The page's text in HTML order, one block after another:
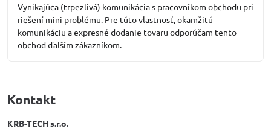
5
Vynikajúca (trpezlivá) komunikácia s pracovníkom obchodu pri
riešení mini problému. Pre túto vlastnosť, okamžitú
komunikáciu a expresné dodanie tovaru odporúčam tento
obchod ďalším zákazníkom.
Kontakt
KRB-TECH s.r.o.